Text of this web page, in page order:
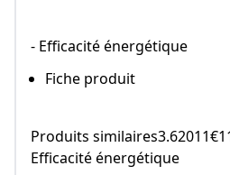
- Efficacité énergétique
Fiche produit
Produits
Efficacité énergétique